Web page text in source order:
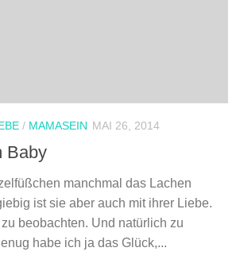
/ MAMASEIN MAI 26, 2014
Baby
manchmal das Lachen
ist sie aber auch mit ihrer Liebe.
beobachten. Und natürlich zu
habe ich ja das Glück,...